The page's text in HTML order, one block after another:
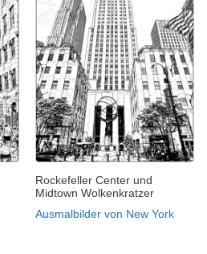
Rockefeller Center und
Midtown Wolkenkratzer
Ausmalbilder von New York